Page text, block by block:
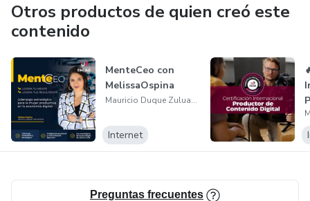
Otros productos de quien creó este
contenido
MenteCeo con
MelissaOspina
Mauricio Duque Zuluaga
Internet
Preguntas frecuentes